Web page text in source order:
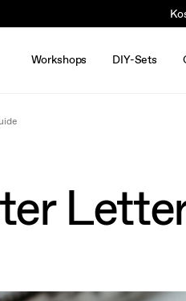
Workshops DIY-Sets